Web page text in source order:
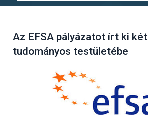
Az EFSA pályázatot írt ki két
tudományos testületébe